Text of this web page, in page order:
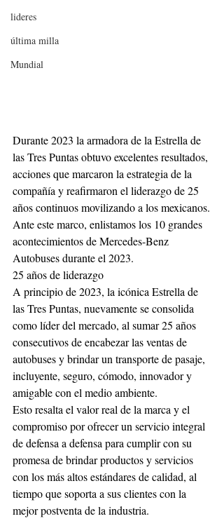
lideres
última milla
Mundial
Durante 2023 la armadora de la Estrella de
las Tres Puntas obtuvo excelentes resultados,
acciones que marcaron la estrategia de la
compañía y reafirmaron el liderazgo de 25
años continuos movilizando a los mexicanos.
Ante este marco, enlistamos los 10 grandes
acontecimientos de Mercedes-Benz
Autobuses durante el 2023.
25 años de liderazgo
A principio de 2023, la icónica Estrella de
las Tres Puntas, nuevamente se consolida
como líder del mercado, al sumar 25 años
consecutivos de encabezar las ventas de
autobuses y brindar un transporte de pasaje,
incluyente, seguro, cómodo, innovador y
amigable con el medio ambiente.
Esto resalta el valor real de la marca y el
compromiso por ofrecer un servicio integral
de defensa a defensa para cumplir con su
promesa de brindar productos y servicios
con los más altos estándares de calidad, al
tiempo que soporta a sus clientes con la
mejor postventa de la industria.